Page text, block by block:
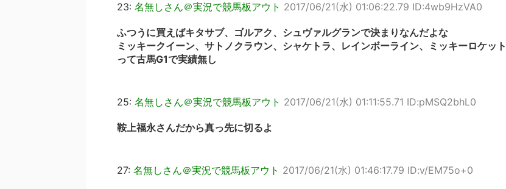
23: 名無しさん＠実況で競馬板アウト 2017/06/21(水) 01:06:22.79 ID:4wb9HzVA0
ふつうに買えばキタサブ、ゴルアク、シュヴァルグランで決まりなんだよな
ミッキークイーン、サトノクラウン、シャケトラ、レインボーライン、ミッキーロケット
って古馬G1で実績無し
25: 名無しさん＠実況で競馬板アウト 2017/06/21(水) 01:11:55.71 ID:pMSQ2bhL0
鞍上福永さんだから真っ先に切るよ
27: 名無しさん＠実況で競馬板アウト 2017/06/21(水) 01:46:17.79 ID:v/EM75o+0